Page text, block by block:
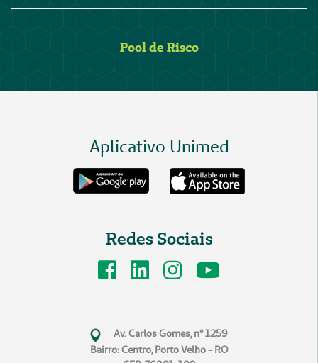
Pool de Risco
Aplicativo Unimed
Redes Sociais
Av. Carlos Gomes, n° 1259
Bairro: Centro, Porto Velho - RO